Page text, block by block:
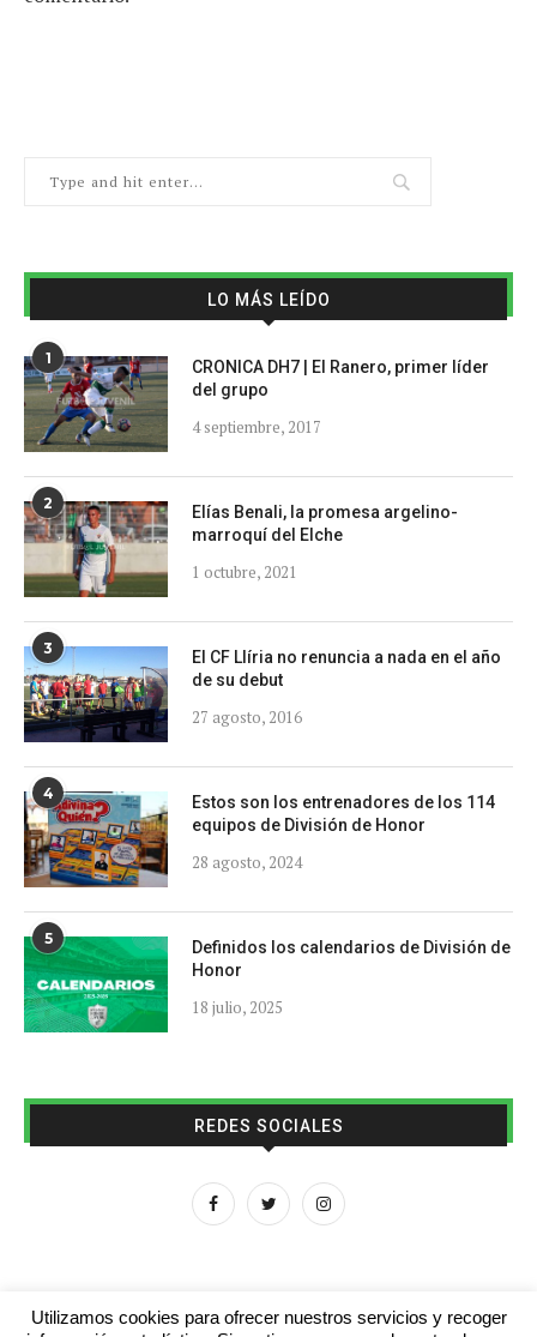
LO MÁS LEÍDO
1
CRONICA DH7 | El Ranero, primer líder
del grupo
4 septiembre, 2017
2
Elías Benali, la promesa argelino-
marroquí del Elche
1 octubre, 2021
3
El CF Llíria no renuncia a nada en el año
de su debut
27 agosto, 2016
4
Estos son los entrenadores de los 114
equipos de División de Honor
28 agosto, 2024
5
Definidos los calendarios de División de
Honor
18 julio, 2025
REDES SOCIALES
Utilizamos cookies para ofrecer nuestros servicios y recoger